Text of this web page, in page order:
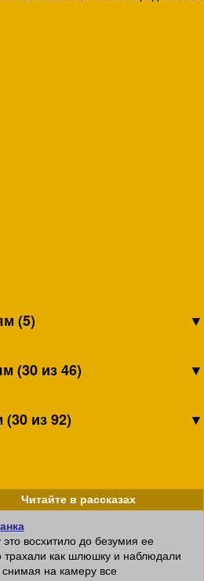
(5) ▼
(30 из 46) ▼
из 92) ▼
Читайте в рассказах
это восхитило до безумия ее
трахали как шлюшку и наблюдали
на камеру все